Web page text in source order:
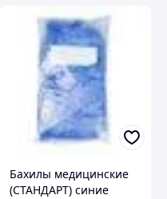
Бахилы медицинские
(СТАНДАРТ) синие